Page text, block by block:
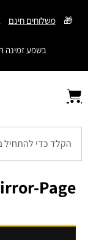
דילוג
🎁 משלוחים חינם
בשפע זמינה
Page